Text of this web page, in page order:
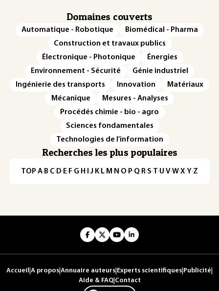
Domaines couverts
Automatique - Robotique
Biomédical - Pharma
Construction et travaux publics
Électronique - Photonique
Énergies
Environnement - Sécurité
Génie industriel
Ingénierie des transports
Innovation
Matériaux
Mécanique
Mesures - Analyses
Procédés chimie - bio - agro
Sciences fondamentales
Technologies de l'information
Recherches les plus populaires
TOP·A·B·C·D·E·F·G·H·I·J·K·L·M·N·O·P·Q·R·S·T·U·V·W·X·Y·Z
Accueil A propos Annuaire auteurs Experts scientifiques Publicité
Aide & FAQ| Contact